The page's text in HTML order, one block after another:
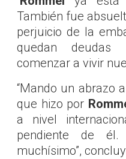
También fue
perjuicio de la
quedan deudas
comenzar a vivir
“Mando un abrazo
que hizo por
a nivel
pendiente de
muchísimo”,